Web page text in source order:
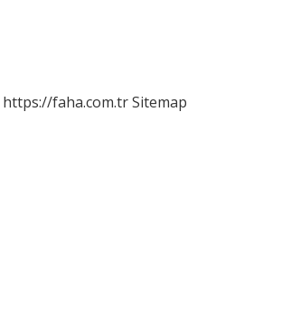
https://faha.com.trSitemap